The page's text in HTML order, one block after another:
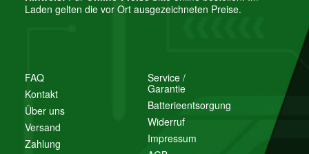
FAQ
Kontakt
Über uns
Versand
Zahlung
Service /
Garantie
Batterieentsorgung
Widerruf
Impressum
Laden gelten die vor Ort ausgezeichneten Preise.